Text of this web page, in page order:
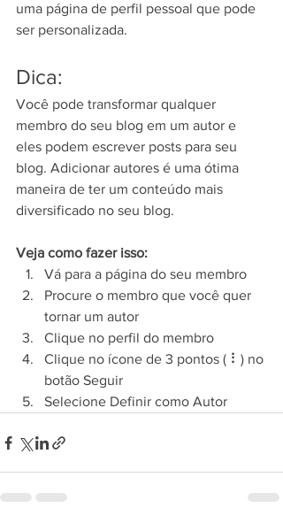
uma página de perfil pessoal que pode
ser personalizada.
Dica:
Você pode transformar qualquer
membro do seu blog em um autor e
eles podem escrever posts para seu
blog. Adicionar autores é uma ótima
maneira de ter um conteúdo mais
diversificado no seu blog.
Veja como fazer isso:
Vá para a página do seu membro
Procure o membro que você quer
tornar um autor
Clique no perfil do membro
Clique no ícone de 3 pontos ( ⠇) no
botão Seguir
Selecione Definir como Autor